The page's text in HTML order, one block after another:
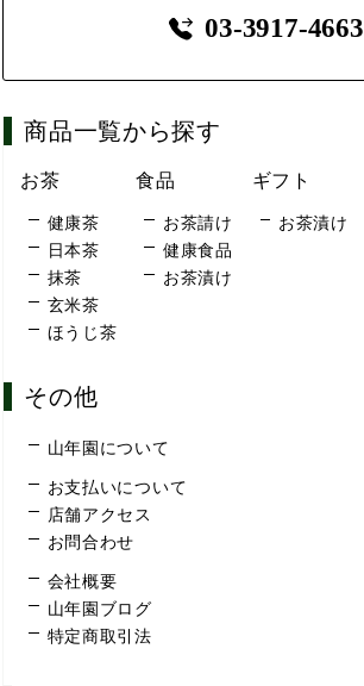
03-3917-4663
商品一覧から探す
お茶
健康茶
日本茶
抹茶
玄米茶
ほうじ茶
食品
お茶請け
健康食品
お茶漬け
ギフト
お茶漬け
その他
山年園について
お支払いについて
店舗アクセス
お問合わせ
会社概要
山年園ブログ
特定商取引法